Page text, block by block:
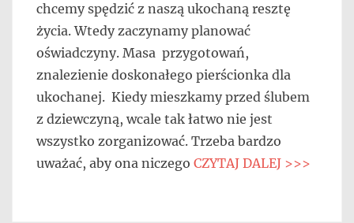
chcemy spędzić z naszą ukochaną resztę
życia. Wtedy zaczynamy planować
oświadczyny. Masa przygotowań,
znalezienie doskonałego pierścionka dla
ukochanej. Kiedy mieszkamy przed ślubem
z dziewczyną, wcale tak łatwo nie jest
wszystko zorganizować. Trzeba bardzo
uważać, aby ona niczego CZYTAJ DALEJ >>>